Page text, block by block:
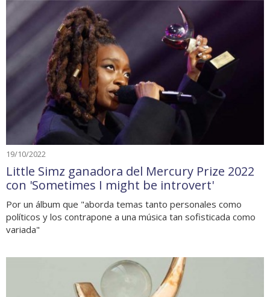
19/10/2022
Little Simz ganadora del Mercury Prize 2022
con 'Sometimes I might be introvert'
Por un álbum que "aborda temas tanto personales como
políticos y los contrapone a una música tan sofisticada como
variada"